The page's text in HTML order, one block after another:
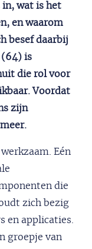
in, wat is het
en waarom
besef daarbij
(64) is
die rol voor
Voordat
zijn
Eén
die
zich bezig
en applicaties.
groepje van